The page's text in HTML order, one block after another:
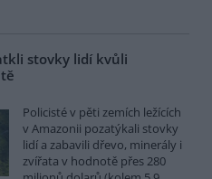
stovky lidí kvůli
Policisté v pěti zemích ležících
v Amazonii pozatýkali stovky
lidí a zabavili dřevo, minerály i
zvířata v hodnotě přes 280